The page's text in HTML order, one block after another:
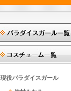
現役パラダイスガール